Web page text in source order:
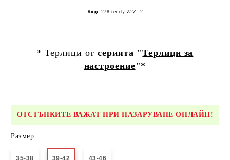
Код: 278-ter-dy-Z2Z--2
* Терлици отсерията "Терлици за
настроение"*
ОТСТЪПКИТЕ ВАЖАТ ПРИ ПАЗАРУВАНЕ ОНЛАЙН!
Размер: